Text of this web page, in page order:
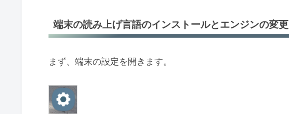
端末の読み上げ言語のインストールとエンジンの変更
まず、端末の設定を開きます。